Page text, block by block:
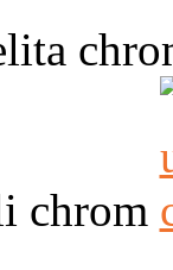
chrom